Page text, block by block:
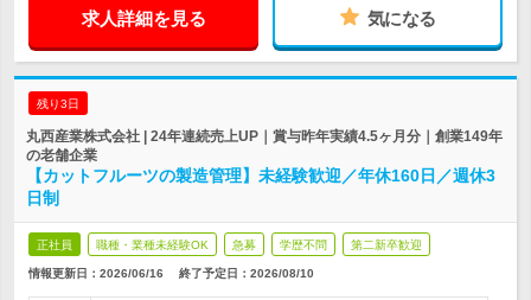
求人詳細を見る 気になる
残り3日
丸西産業株式会社 | 24年連続売上UP｜賞与昨年実績4.5ヶ月分｜創業149年
の老舗企業
【カットフルーツの製造管理】未経験歓迎／年休160日／週休3
日制
正社員 職種・業種未経験OK 急募 学歴不問 第二新卒歓迎
情報更新日：2026/06/16 終了予定日： 2026/08/10